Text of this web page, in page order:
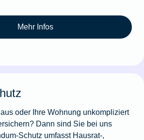
Mehr Infos
oder Ihre Wohnung unkompliziert
Dann sind Sie bei uns
Schutz umfasst Hausrat-,